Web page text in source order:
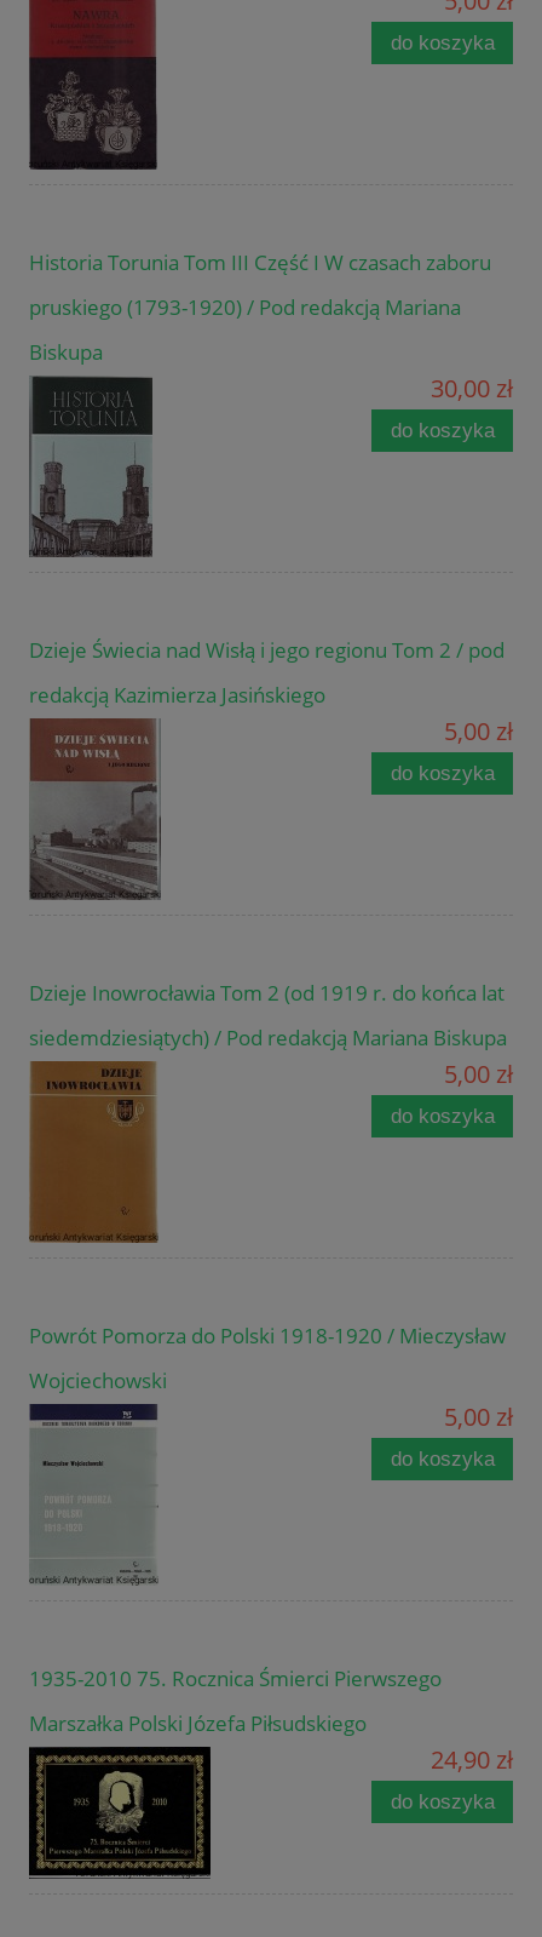
do koszyka
Historia Torunia Tom III Część I W czasach zaboru
pruskiego (1793-1920) / Pod redakcją Mariana
Biskupa
30,00 zł
do koszyka
Dzieje Świecia nad Wisłą i jego regionu Tom 2 / pod
redakcją Kazimierza Jasińskiego
5,00 zł
do koszyka
Dzieje Inowrocławia Tom 2 (od 1919 r. do końca lat
siedemdziesiątych) / Pod redakcją Mariana Biskupa
5,00 zł
do koszyka
Powrót Pomorza do Polski 1918-1920 / Mieczysław
Wojciechowski
5,00 zł
do koszyka
1935-2010 75. Rocznica Śmierci Pierwszego
Marszałka Polski Józefa Piłsudskiego
24,90 zł
do koszyka